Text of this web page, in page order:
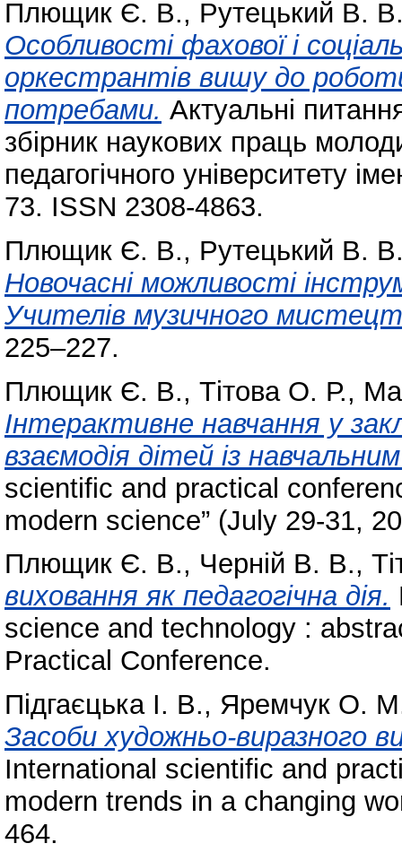
Плющик Є. В., Рутецький В.
Особливості фахової і
оркестрантів вишу до
потребами. Актуальні
збірник наукових праць
педагогічного університету
73. ISSN 2308-4863.
Плющик Є. В., Рутецький В.
Новочасні можливості
Учителів музичного
225–227.
Плющик Є. В., Тітова О. Р.,
Інтерактивне навчання у
взаємодія дітей із
scientific and practical
modern science” (July 29-31,
Плющик Є. В., Черній В. В.,
виховання як педагогічна дія.
science and technology :
Practical Conference.
Підгаєцька І. В., Яремчук О.
Засоби художньо-виразного
International scientific and
modern trends in a changing
464.